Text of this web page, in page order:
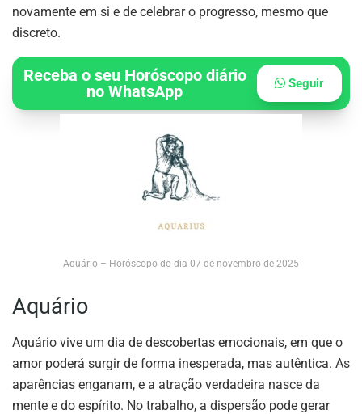
novamente em si e de celebrar o progresso, mesmo que
discreto.
Receba o seu Horóscopo diário
no WhatsApp
Seguir
Aquário – Horóscopo do dia 07 de novembro de 2025
Aquário
Aquário vive um dia de descobertas emocionais, em que o
amor poderá surgir de forma inesperada, mas autêntica. As
aparências enganam, e a atração verdadeira nasce da
mente e do espírito. No trabalho, a dispersão pode gerar